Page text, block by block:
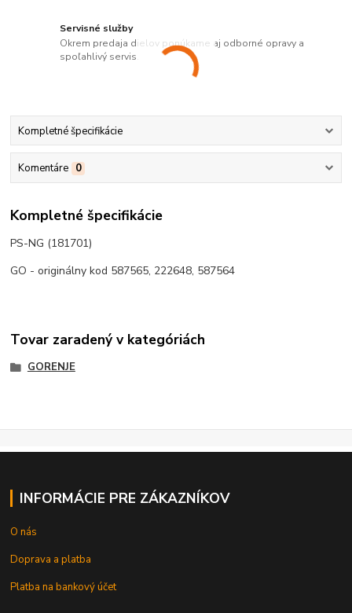
Servisné služby
Okrem predaja dielov ponúkame aj odborné opravy a
spoľahlivý servis.
Kompletné špecifikácie
Komentáre 0
Kompletné špecifikácie
PS-NG (181701)
GO - originálny kod 587565, 222648, 587564
Tovar zaradený v kategóriách
GORENJE
INFORMÁCIE PRE ZÁKAZNÍKOV
O nás
Doprava a platba
Platba na bankový účet